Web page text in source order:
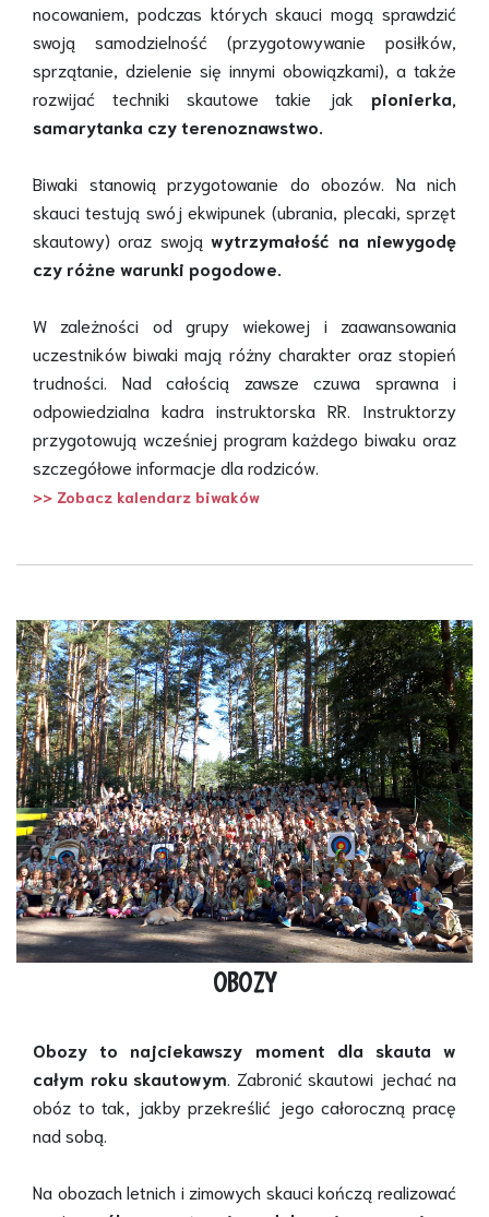
nocowaniem, podczas których skauci mogą sprawdzić
swoją samodzielność (przygotowywanie posiłków,
sprzątanie, dzielenie się innymi obowiązkami), a także
rozwijać techniki skautowe takie jak pionierka,
samarytanka czy terenoznawstwo.
Biwaki stanowią przygotowanie do obozów. Na nich
skauci testują swój ekwipunek (ubrania, plecaki, sprzęt
skautowy) oraz swojąwytrzymałość na niewygodę
czy różne warunki pogodowe.
W zależności od grupy wiekowej i zaawansowania
uczestników biwaki mają różny charakter oraz stopień
trudności. Nad całością zawsze czuwa sprawna i
odpowiedzialna kadra instruktorska RR. Instruktorzy
przygotowują wcześniej program każdego biwaku oraz
szczegółowe informacje dla rodziców.
>> Zobacz kalendarz biwaków
OBOZY
Obozy to najciekawszy moment dla skauta w
całym roku skautowym . Zabronić skautowi jechać na
obóz to tak, jakby przekreślić jego całoroczną pracę
nad sobą.
Na obozach letnich i zimowych skauci kończą realizować